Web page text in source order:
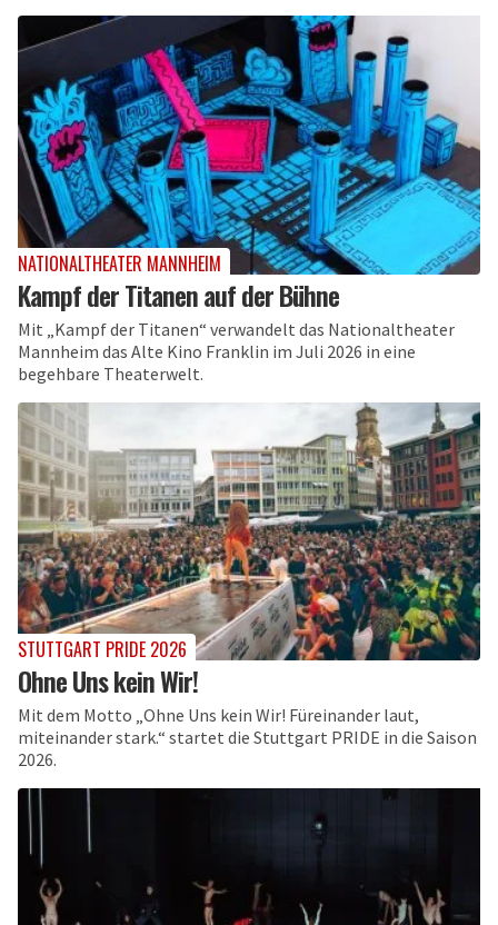
NATIONALTHEATER MANNHEIM
Kampf der Titanen auf der Bühne
Mit „Kampf der Titanen“ verwandelt das Nationaltheater
Mannheim das Alte Kino Franklin im Juli 2026 in eine
begehbare Theaterwelt.
STUTTGART PRIDE 2026
Ohne Uns kein Wir!
Mit dem Motto „Ohne Uns kein Wir! Füreinander laut,
miteinander stark.“ startet die Stuttgart PRIDE in die Saison
2026.